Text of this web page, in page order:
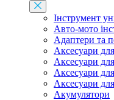
Інструмент
Авто-мото
Адаптери та
Аксесуари
Аксесуари
Аксесуари
Аксесуари
Акумулятори